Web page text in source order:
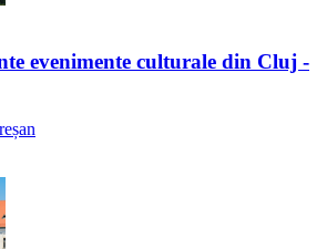
evenimente culturale din Cluj -